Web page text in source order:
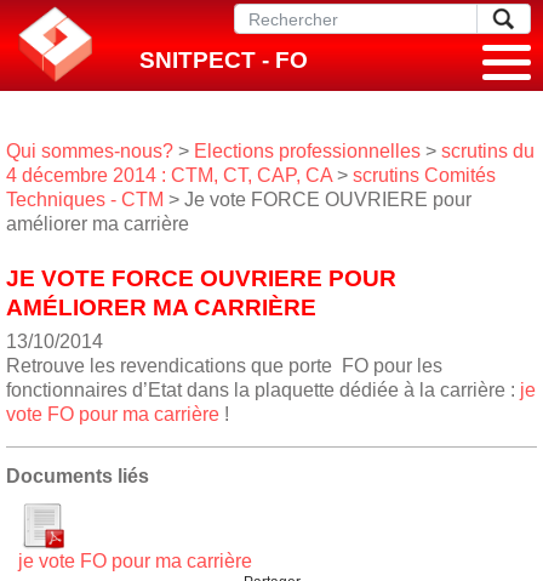
SNITPECT - FO
Qui sommes-nous? > Elections professionnelles > scrutins du
4 décembre 2014 : CTM, CT, CAP, CA > scrutins Comités
Techniques - CTM > Je vote FORCE OUVRIERE pour
améliorer ma carrière
JE VOTE FORCE OUVRIERE POUR
AMÉLIORER MA CARRIÈRE
13/10/2014
Retrouve les revendications que porte FO pour les
fonctionnaires d’Etat dans la plaquette dédiée à la carrière : je
vote FO pour ma carrière !
Documents liés
je vote FO pour ma carrière